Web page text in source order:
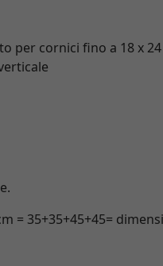
per cornici fino a 18 x
= 35+35+45+45=